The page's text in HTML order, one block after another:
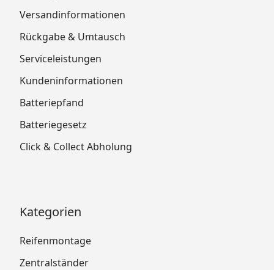
Versandinformationen
Rückgabe & Umtausch
Serviceleistungen
Kundeninformationen
Batteriepfand
Batteriegesetz
Click & Collect Abholung
Kategorien
Reifenmontage
Zentralständer